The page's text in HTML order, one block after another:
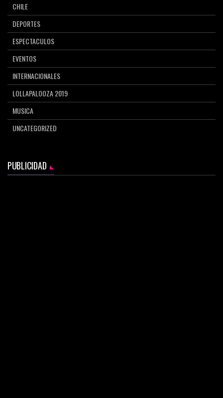
CHILE
DEPORTES
ESPECTACULOS
EVENTOS
INTERNACIONALES
LOLLAPALOOZA 2019
MUSICA
UNCATEGORIZED
PUBLICIDAD